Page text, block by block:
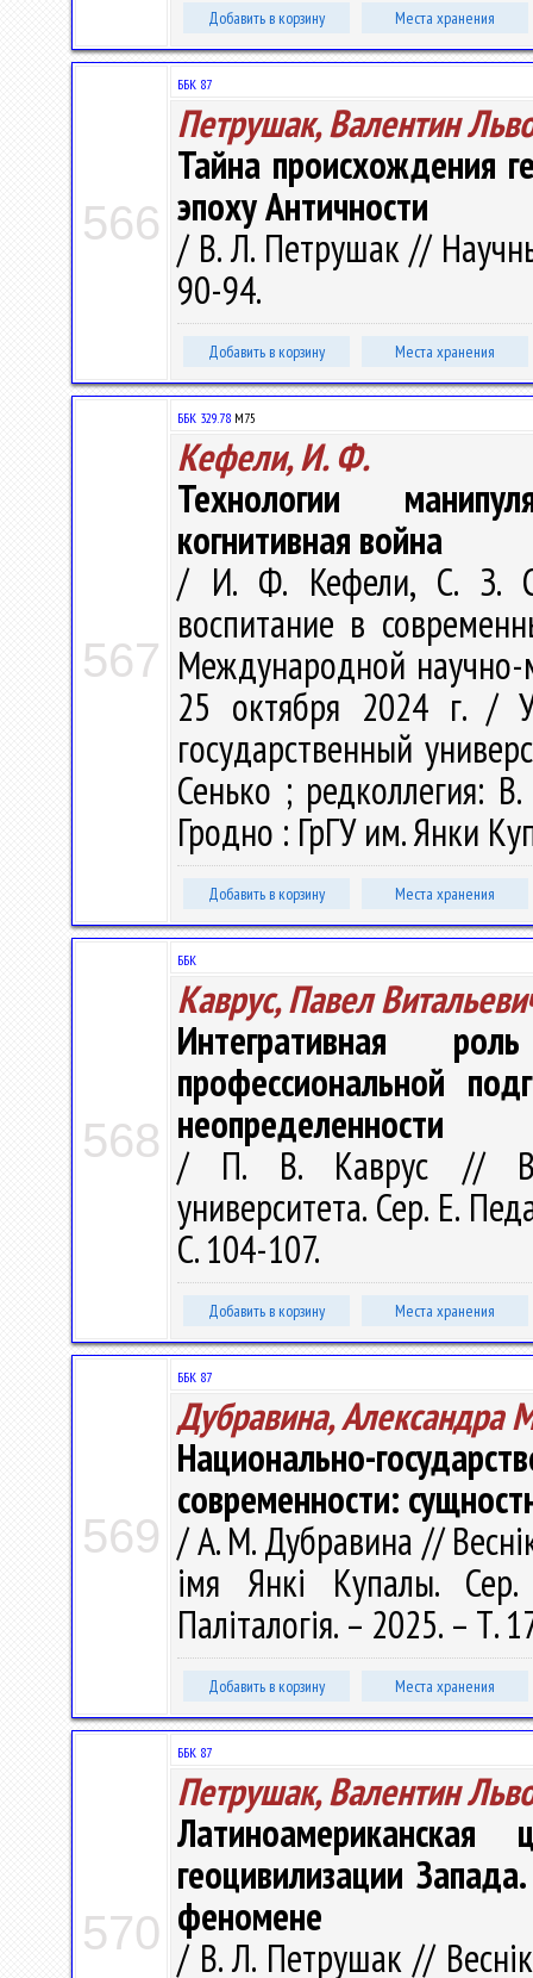
Добавить в корзину Места хранения
566
ББК 87
Петрушак, Валентин
Тайна происхождения
эпоху Античности
/ В. Л. Петрушак //
90-94.
Добавить в корзину Места хранения
567
ББК 329.78 М75
Кефели, И. Ф.
Технологии
когнитивная война
/ И. Ф. Кефели, С. З.
воспитание в
Международной
25 октября 2024 г. /
государственный
Сенько ; редколлегия:
Гродно : ГрГУ им. Янки
Добавить в корзину Места хранения
568
ББК
Каврус, Павел
Интегративная
профессиональной
неопределенности
/ П. В. Каврус //
университета. Сер. E.
С. 104-107.
Добавить в корзину Места хранения
569
ББК 87
Дубравина, Александра
Национально-
современности:
/ А. М. Дубравина //
імя Янкі Купалы. Сер.
Паліталогія. – 2025. –
Добавить в корзину Места хранения
570
ББК 87
Петрушак, Валентин
геоцивилизации
феномене
/ В. Л. Петрушак // Веснік